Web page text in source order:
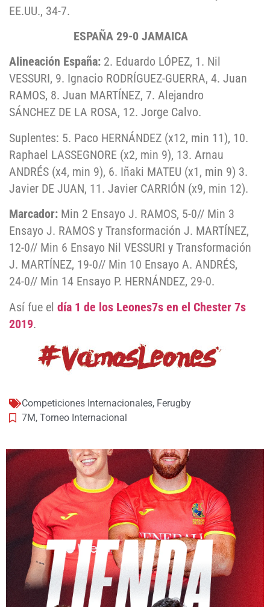
EE.UU., 34-7.
ESPAÑA 29-0 JAMAICA
Alineación España: 2. Eduardo LÓPEZ, 1. Nil
VESSURI, 9. Ignacio RODRÍGUEZ-GUERRA, 4. Juan
RAMOS, 8. Juan MARTÍNEZ, 7. Alejandro
SÁNCHEZ DE LA ROSA, 12. Jorge Calvo.
Suplentes: 5. Paco HERNÁNDEZ (x12, min 11), 10.
Raphael LASSEGNORE (x2, min 9), 13. Arnau
ANDRÉS (x4, min 9), 6. Iñaki MATEU (x1, min 9) 3.
Javier DE JUAN, 11. Javier CARRIÓN (x9, min 12).
Marcador: Min 2 Ensayo J. RAMOS, 5-0// Min 3
Ensayo J. RAMOS y Transformación J. MARTÍNEZ,
12-0// Min 6 Ensayo Nil VESSURI y Transformación
J. MARTÍNEZ, 19-0// Min 10 Ensayo A. ANDRÉS,
24-0// Min 14 Ensayo P. HERNÁNDEZ, 29-0.
Así fue el día 1 de los Leones7s en el Chester 7s
2019.
Competiciones Internacionales, Ferugby
7M, Torneo Internacional